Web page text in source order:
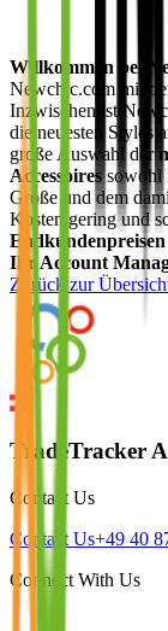
Willkommen bei
Newchic.com mit
Inzwischen ist
die neuesten Styles
große Auswahl der
Accessoiressowohl
Größe und dem
Kosten gering und
Endkundenpreisen
Ihr Account
Zurück zur
TradeTracker
Contact Us
Contact Us+49 40
Connect With Us